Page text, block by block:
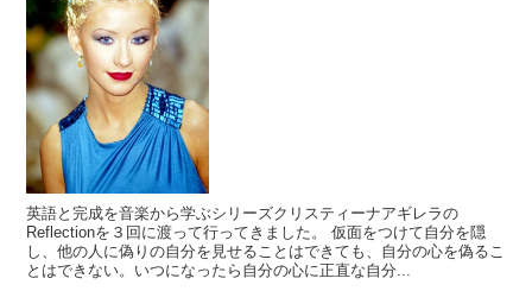
英語と完成を音楽から学ぶシリーズクリスティーナアギレラの
Reflectionを３回に渡って行ってきました。 仮面をつけて自分を隠
し、他の人に偽りの自分を見せることはできても、自分の心を偽るこ
とはできない。いつになったら自分の心に正直な自分...